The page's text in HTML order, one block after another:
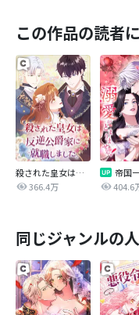
この作品の読者
殺された皇女は反逆公爵家に就職しました
366.4万
404.6
同じジャンルの